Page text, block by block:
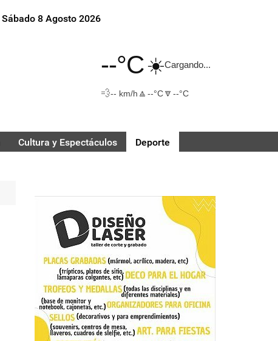
Sábado 8 Agosto 2026
--°C☀️Cargando...
💨-- km/h 🔼 --°C🔽 --°C
Cultura y Espectáculos Deporte